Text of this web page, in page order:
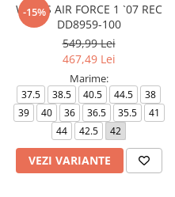
-15%
WMNS AIR FORCE 1 `07 REC
DD8959-100
549,99 Lei
467,49 Lei
Marime:
37.5 38.5 40.5 44.5
38
39
40 36 36.5 35.5
41
44
42.5 42
VEZI VARIANTE